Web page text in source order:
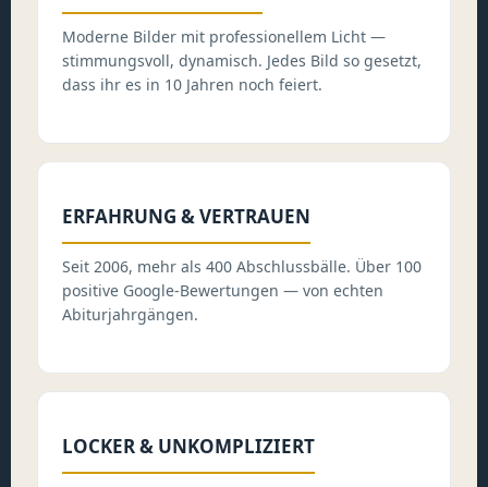
Moderne Bilder mit professionellem Licht —
stimmungsvoll, dynamisch. Jedes Bild so gesetzt,
dass ihr es in 10 Jahren noch feiert.
ERFAHRUNG & VERTRAUEN
Seit 2006, mehr als 400 Abschlussbälle. Über 100
positive Google-Bewertungen — von echten
Abiturjahrgängen.
LOCKER & UNKOMPLIZIERT